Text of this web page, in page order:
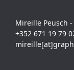
Mireille Peusch
+352 671 19 79